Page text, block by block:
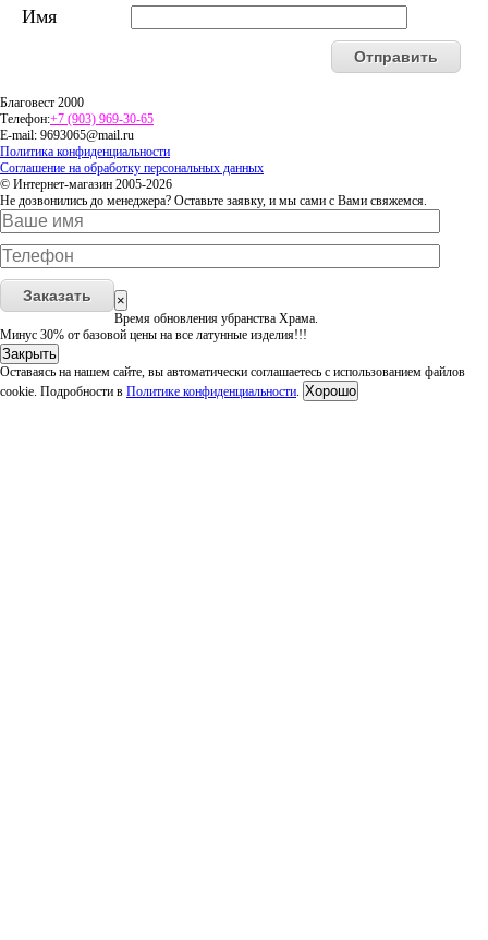
Имя
Благовест 2000
Телефон:+7 (903) 969-30-65
E-mail: 9693065@mail.ru
Политика конфиденциальности
Соглашение на обработку персональных данных
© Интернет-магазин 2005-2026
Не дозвонились до менеджера? Оставьте заявку, и мы сами с Вами свяжемся.
Заказать ×
Время обновления убранства Храма.
Минус 30% от базовой цены на все латунные изделия!!!
Закрыть
Оставаясь на нашем сайте, вы автоматически соглашаетесь с использованием файлов
cookie. Подробности в Политике конфиденциальности. Хорошо